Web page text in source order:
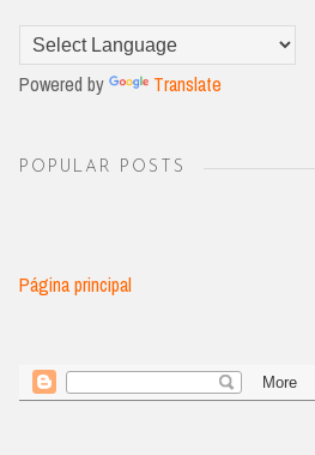
Powered by Translate
POPULAR POSTS
Página principal